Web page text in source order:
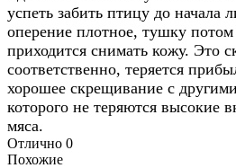
успеть забить птицу до начала
оперение плотное, тушку
приходится снимать кожу. Это
соответственно, теряется
хорошее скрещивание с
которого не теряются высокие
мяса.
Отлично 0
Похожие